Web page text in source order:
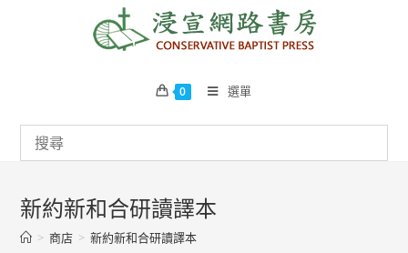
0 選單
新約新和合研讀譯本
> 商店 > 新約新和合研讀譯本